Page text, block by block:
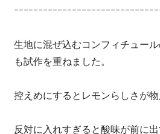
ｰｰｰｰｰｰｰｰｰｰｰｰｰｰｰｰｰｰｰｰｰｰｰｰｰｰｰｰｰ
生地に混ぜ込むコンフィチュー
も試作を重ねました。
控えめにするとレモンらしさが物
反対に入れすぎると酸味が前に